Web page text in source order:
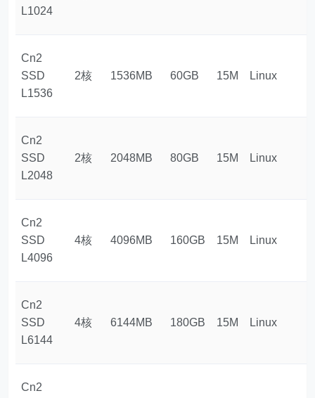
L1024
Cn2
SSD
L1536
2核 1536MB 60GB 15M Linux
Cn2
SSD
L2048
2核 2048MB 80GB 15M Linux
Cn2
SSD
L4096
4核 4096MB 160GB 15M Linux
Cn2
SSD
L6144
4核 6144MB 180GB 15M Linux
Cn2